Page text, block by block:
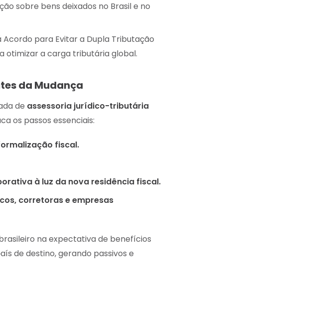
sobre bens deixados no Brasil e no
Acordo para Evitar a Dupla Tributação
otimizar a carga tributária global.
da Mudança
de assessoria jurídico-tributária
os passos essenciais:
fiscal.
à luz da nova residência fiscal.
corretoras e empresas
na expectativa de benefícios
de destino, gerando passivos e